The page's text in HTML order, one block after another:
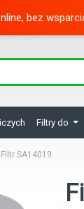
bez
Filtry do
Filtr SA14019